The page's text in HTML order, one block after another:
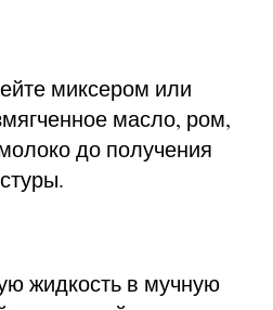
миксером или
масло, ром,
до получения
жидкость в мучную